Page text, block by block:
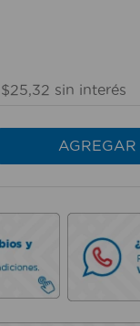
$25,32 sin interés